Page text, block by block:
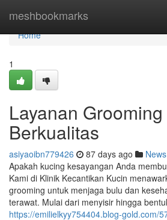
meshbookmarks
Home
Home
1
Layanan
Berkualitas
asiyaoibn779426 87 days ago News
Apakah kucing kesayangan Anda
Kami di Klinik Kecantikan Kucin
grooming untuk menjaga bulu dan
terawat. Mulai dari menyisir hingga
https://emilielkyy754404.blog-gold.com/